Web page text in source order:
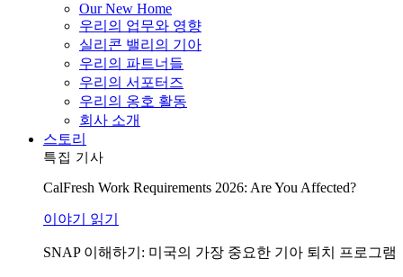
Our New Home
우리의 업무와 영향
실리콘 밸리의 기아
우리의 파트너들
우리의 서포터즈
우리의 옹호 활동
회사 소개
스토리
특집 기사
CalFresh Work Requirements 2026: Are You Affected?
이야기 읽기
SNAP 이해하기: 미국의 가장 중요한 기아 퇴치 프로그램